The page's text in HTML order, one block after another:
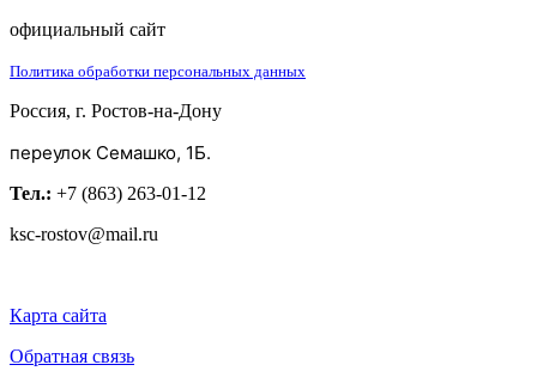
официальный сайт
Политика обработки персональных данных
Россия, г. Ростов-на-Дону
переулок Семашко, 1Б.
Тел.: +7 (863) 263-01-12
ksc-rostov@mail.ru
Карта сайта
Обратная связь